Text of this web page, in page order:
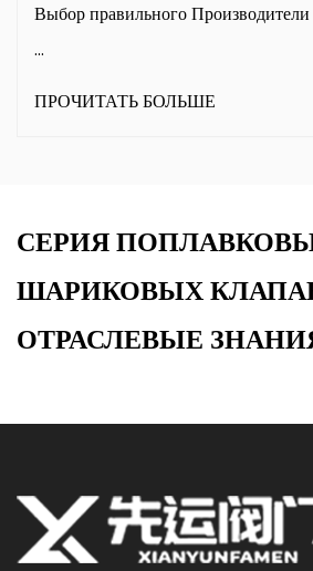
угловых клапанов
Могут
СЕРИЯ
ШАРИКОВЫХ
ОТРАСЛЕВЫЕ